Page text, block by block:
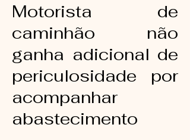
Motorista de
caminhão não
ganha adicional de
periculosidade por
acompanhar
abastecimento